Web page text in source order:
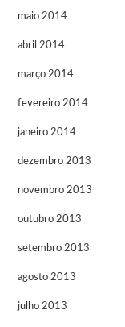
maio 2014
abril 2014
março 2014
fevereiro 2014
janeiro 2014
dezembro 2013
novembro 2013
outubro 2013
setembro 2013
agosto 2013
julho 2013